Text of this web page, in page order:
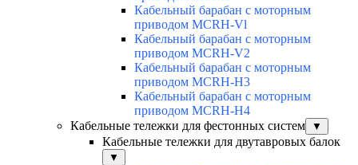
Кабельный барабан с моторным
приводом MCRH-Vl
Кабельный барабан с моторным
приводом MCRH-V2
Кабельный барабан с моторным
приводом MCRH-H3
Кабельный барабан с моторным
приводом MCRH-H4
Кабельные тележки для фестонных систем
▼
Кабельные тележки для двутавровых балок
▼